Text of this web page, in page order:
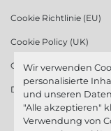
Wir verwenden
personalisierte
und unseren
"Alle akzeptieren"
Verwendung von
Cookie Richtlinie (EU)
Cookie Policy (UK)
Cookie Richtlinie (US)
Datenschutzerklärung